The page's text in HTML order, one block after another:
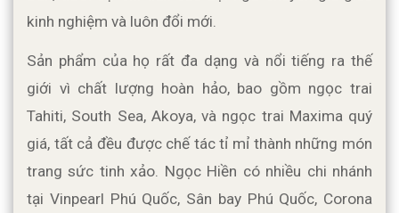
kinh nghiệm và luôn đổi mới.
Sản phẩm của họ rất đa dạng và nổi tiếng ra thế
giới vì chất lượng hoàn hảo, bao gồm ngọc trai
Tahiti, South Sea, Akoya, và ngọc trai Maxima quý
giá, tất cả đều được chế tác tỉ mỉ thành những món
trang sức tinh xảo. Ngọc Hiền có nhiều chi nhánh
tại Vinpearl Phú Quốc, Sân bay Phú Quốc, Corona